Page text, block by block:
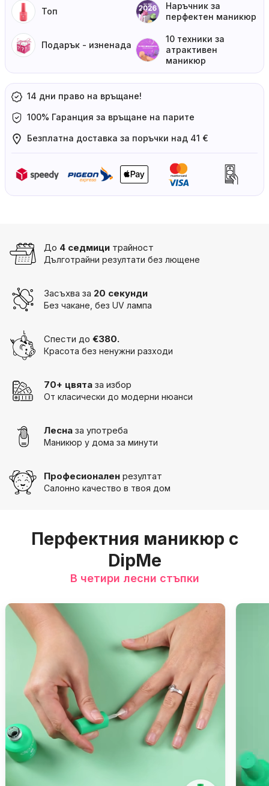
Топ
Наръчник за
перфектен маникюр
Подарък - изненада
10 техники за
атрактивен
маникюр
14 дни право на връщане!
100% Гаранция за връщане на парите
Безплатна доставка за поръчки над 41 €
До 4 седмици трайност
Дълготрайни резултати без лющене
Засъхва за 20 секунди
Без чакане, без UV лампа
Спести до €380.
Красота без ненужни разходи
70+ цвята за избор
От класически до модерни нюанси
Лесна за употреба
Маникюр у дома за минути
Професионален резултат
Салонно качество в твоя дом
Перфектния маникюр с
DipMe
В четири лесни стъпки